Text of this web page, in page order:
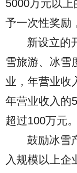
5000万元以
予一次性奖励
新设立的
雪旅游、冰雪
业，年营业收
年营业收入的
超过100万元。
鼓励冰雪
入规模以上企